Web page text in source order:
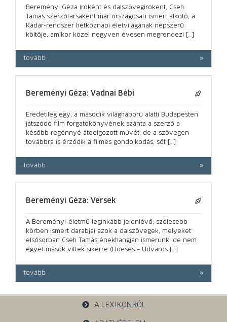
Bereményi Géza íróként és dalszövegíróként, Cseh
Tamás szerzőtársaként már országosan ismert alkotó, a
Kádár-rendszer hétköznapi életvilágának népszerű
költője, amikor közel negyven évesen megrendezi […]
tovább
Bereményi Géza: Vadnai Bébi
Eredetileg egy, a második világháború alatti Budapesten
játszódó film forgatókönyvének szánta a szerző a
később regénnyé átdolgozott művét, de a szövegen
továbbra is érződik a filmes gondolkodás, sőt […]
tovább
Bereményi Géza: Versek
A Bereményi-életmű leginkább jelenlévő, szélesebb
körben ismert darabjai azok a dalszövegek, melyeket
elsősorban Cseh Tamás énekhangján ismerünk, de nem
egyet mások vittek sikerre (Hóesés – Udvaros […]
tovább
A LEXIKONRÓL